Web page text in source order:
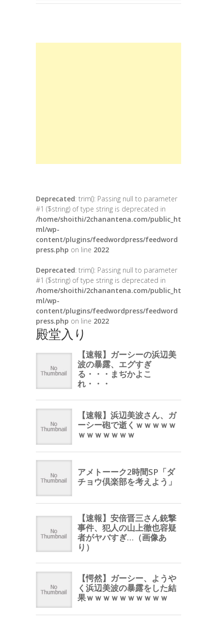
Deprecated: trim(): Passing null to parameter
#1 ($string) of type string is deprecated in
/home/shoithi/2chanantena.com/public_ht
ml/wp-
content/plugins/feedwordpress/feedword
press.php on line 2022
Deprecated: trim(): Passing null to parameter
#1 ($string) of type string is deprecated in
/home/shoithi/2chanantena.com/public_ht
ml/wp-
content/plugins/feedwordpress/feedword
press.php on line 2022
殿堂入り